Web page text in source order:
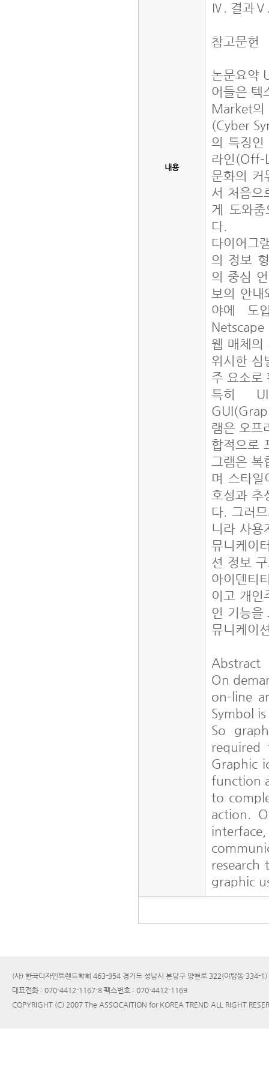
내용
Ⅳ. 결과Ⅴ.
참고문헌
논문요약
어들은 텍
Market
(Cyber
의 특징인
라인(Off-
문화의 커
서 처음으
게 도와
다.
다이어그
의 정보
의 중심
보의 안
야에 도
Netscape
웹 매체의
위시한 심
주 요소로
특히 UI
램은 오프
합적으로
그램은 복
며 스타
호성과 추
다. 그러
니라 사용
뮤니케이
션 정보
아이덴티
이고 개인
인 기능을
뮤니케이
Abstract
On
on-line
Symbol
So
required
Graphic
function
to
action.
research
graphic
(사) 한국디자인트렌드학회 463-954 경기도 성남시 분당구 양현로 322(야탑동 334-
대표전화 : 070-4412-1167-8 팩스번호 : 070-4412-1169
COPYRIGHT (C) 2007 The ASSOCAITION for KOREA TREND ALL RIGHT